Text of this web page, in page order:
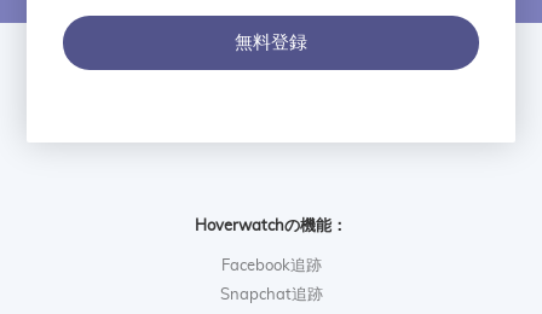
定
無料登録
Hoverwatchの機能：
Facebook追跡
Snapchat追跡